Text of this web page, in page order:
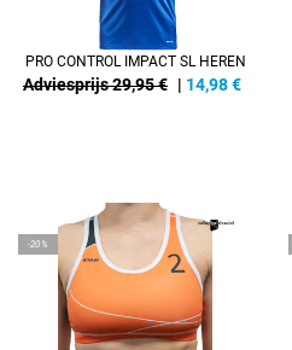
PRO CONTROL IMPACT SL HEREN
Adviesprijs 29,95 € | 14,98€
-20%